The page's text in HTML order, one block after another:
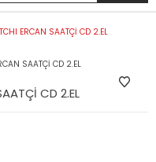
ERCAN SAATÇİ CD 2.EL
CD 2.EL